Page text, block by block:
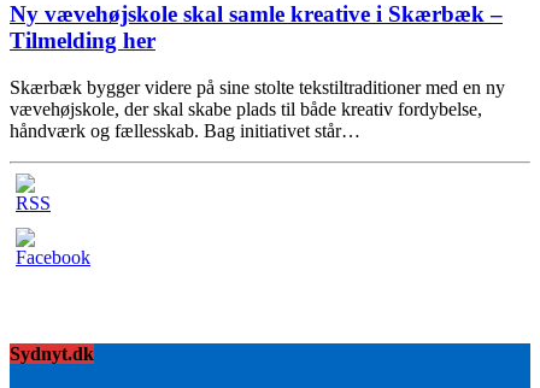
Ny vævehøjskole skal samle kreative i Skærbæk –
Tilmelding her
Skærbæk bygger videre på sine stolte tekstiltraditioner med en ny
vævehøjskole, der skal skabe plads til både kreativ fordybelse,
håndværk og fællesskab. Bag initiativet står…
Sydnyt.dk